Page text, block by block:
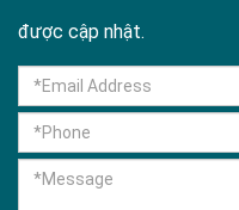
được cập nhật.